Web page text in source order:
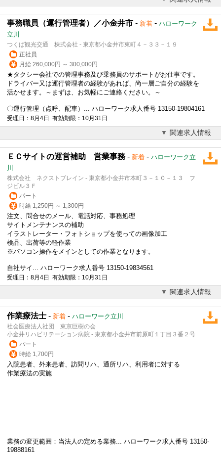
事務職員（運行管理者）／小金井市 - 新着 - ハローワーク
立川
つくば観光交通 株式会社 - 東京都小金井市東町４－３３－１９
正社員
月給 260,000円 ～ 300,000円
★タクシー会社での管理事務及び乗務員のサポートがお仕事です。
ドライバー又は運行管理者の経験があれば、尚一層ご自分の経験を
活かせます。～まずは、お気軽にご連絡ください。～
〇運行管理（点呼、配車）... ハローワーク求人番号 13150-19804161
受理日：8月4日 有効期限：10月31日
関連求人情報
ＥＣサイトの運営補助 営業事務 - 新着 - ハローワーク立
川
株式会社 ネクストブレイン - 東京都小金井市本町３－１０－１３ フ
ジビル３Ｆ
パート
時給 1,250円 ～ 1,300円
注文、問合せのメール、電話対応、事務処理
サイトメンテナンスの補助
イラストレーター・フォトショップを使っての画像加工
検品、出荷等の軽作業
※パソコン操作をメインとしての作業となります。
自社サイ... ハローワーク求人番号 13150-19834561
受理日：8月4日 有効期限：10月31日
関連求人情報
作業療法士 - 新着 - ハローワーク立川
社会医療法人社団 東京巨樹の会
小金井リハビリテーション病院 - 東京都小金井市前原町１丁目３番２号
パート
時給 1,700円
入院患者、外来患者、訪問リハ、通所リハ、利用者に対する
作業療法の実施
業務の変更範囲：当法人の定める業務... ハローワーク求人番号 13150-
19888161